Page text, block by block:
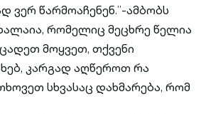
ვერ წარმოაჩენენ.”-ამბობს
რომელიც მეცხრე წელია
მოყვეთ, თქვენი
კარგად აღწეროთ რა
სხვასაც დახმარება, რომ